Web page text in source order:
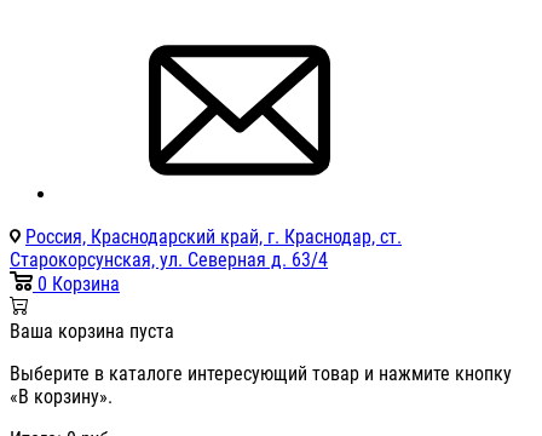
Россия, Краснодарский край, г. Краснодар, ст.
Старокорсунская, ул. Северная д. 63/4
0 Корзина
Ваша корзина пуста
Выберите в каталоге интересующий товар и нажмите кнопку
«В корзину».